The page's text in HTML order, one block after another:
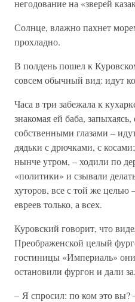
негодование на «зверей
Солнце, влажно пахнет
прохладно.
В полдень пошел к
совсем обычный вид: идут
Часа в три забежала к
знакомая ей баба,
собственными глазами –
дядьки с дрючками, с
нынче утром, – ходили по
«политики» и сзывали
хуторов, все с той же целью
евреев только, а всех.
Куровский говорит, что
Преображенской целый
гостиницы «Империаль»
остановили фургон и дали
– Я спросил: по ком это вы?